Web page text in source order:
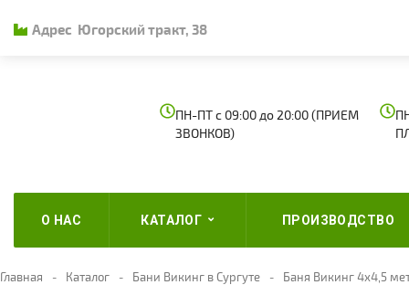
Адрес Югорский тракт, 38
ПН-ПТ с 09:00 до 20:00 (ПРИЕМ
ЗВОНКОВ)
О НАС КАТАЛОГ ПРОИЗВОДСТВО
Главная Каталог Бани Викинг в Сургуте Баня Викинг 4х4,5